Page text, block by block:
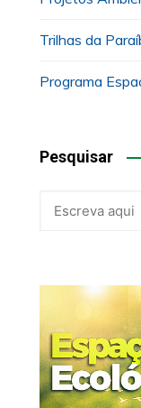
Trilhas da
Programa
Pesquisar